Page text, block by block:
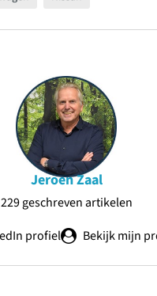
Jeroen Zaal
229 geschreven artikelen
profiel
Bekijk mijn